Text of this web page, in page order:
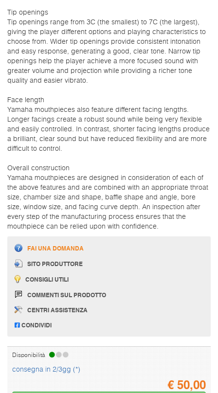
Tip openings
Tip openings range from 3C (the smallest) to 7C (the largest),
giving the player different options and playing characteristics to
choose from. Wider tip openings provide consistent intonation
and easy response, generating a good, clear tone. Narrow tip
openings help the player achieve a more focused sound with
greater volume and projection while providing a richer tone
quality and easier vibrato.
Face length
Yamaha mouthpieces also feature different facing lengths.
Longer facings create a robust sound while being very flexible
and easily controlled. In contrast, shorter facing lengths produce
a brilliant, clear sound but have reduced flexibility and are more
difficult to control.
Overall construction
Yamaha mouthpieces are designed in consideration of each of
the above features and are combined with an appropriate throat
size, chamber size and shape, baffle shape and angle, bore
size, window size, and facing curve depth. An inspection after
every step of the manufacturing process ensures that the
mouthpiece can be relied upon with confidence.
FAI UNA DOMANDA
SITO PRODUTTORE
CONSIGLI UTILI
COMMENTI SUL PRODOTTO
CENTRI ASSISTENZA
CONDIVIDI
Disponibilità
consegna in 2/3gg (*)
€50,00